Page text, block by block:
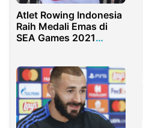
Atlet Rowing Indonesia
Raih Medali Emas di
SEA Games 2021